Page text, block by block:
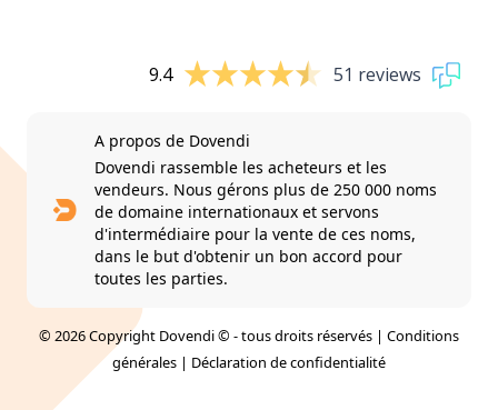
9.4 51 reviews
A propos de Dovendi
Dovendi rassemble les acheteurs et les
vendeurs. Nous gérons plus de 250 000 noms
de domaine internationaux et servons
d'intermédiaire pour la vente de ces noms,
dans le but d'obtenir un bon accord pour
toutes les parties.
© 2026 Copyright Dovendi © - tous droits réservés | Conditions
générales | Déclaration de confidentialité